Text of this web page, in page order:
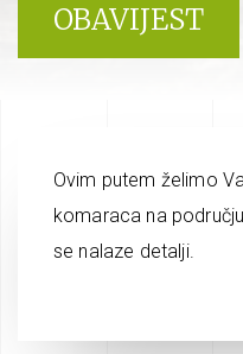
OBAVIJEST
Ovim putem želimo
komaraca na
se nalaze detalji.